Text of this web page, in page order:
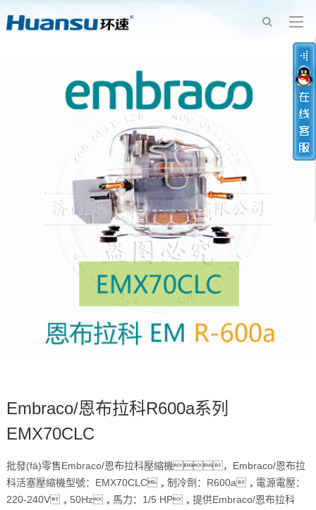
Embraco/恩布拉科R600a系列
EMX70CLC
批發(fā)零售Embraco/恩布拉科壓縮機，Embraco/恩布拉
科活塞壓縮機型號：EMX70CLC，制冷劑：R600a，電源電壓：
220-240V，50Hz，馬力：1/5 HP，提供Embraco/恩布拉科